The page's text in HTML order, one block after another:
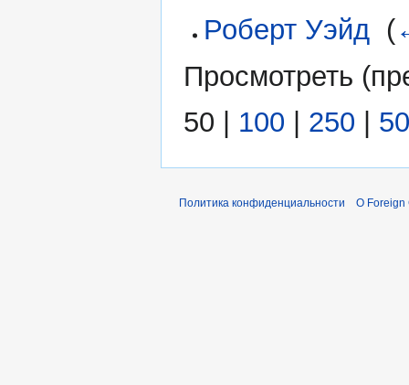
Роберт Уэйд (
Просмотреть (
50
100 250
Политика конфиденциальности О Foreign